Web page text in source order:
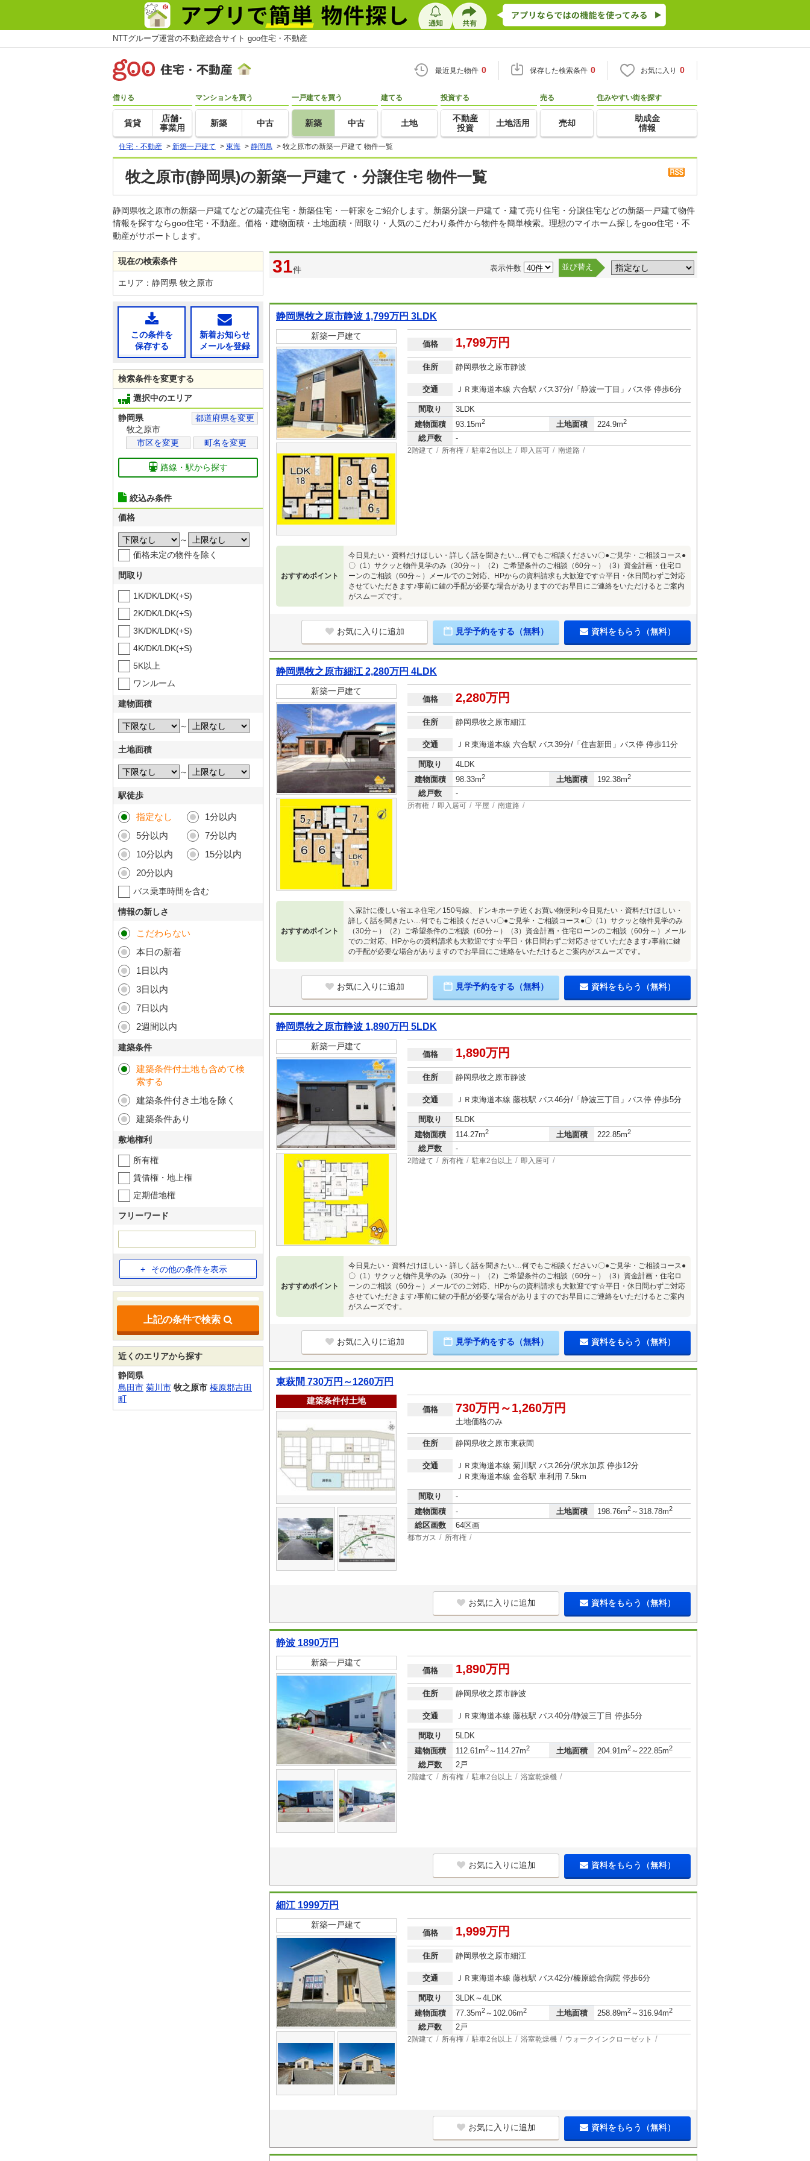
NTTグループ運営の不動産総合サイト goo住宅・不動産
最近見た物件 0 保存した検索条件 0 お気に入り 0
借りる
賃貸
店舗･
事業用
マンションを買う
新築 中古
一戸建てを買う
新築 中古
建てる
土地
投資する
不動産
投資
土地活用
売る
売却
住みやすい街を探す
助成金
情報
住宅・不動産 > 新築一戸建て > 東海 > 静岡県 > 牧之原市の新築一戸建て 物件一覧
牧之原市(静岡県)の新築一戸建て・分譲住宅 物件一覧
静岡県牧之原市の新築一戸建てなどの建売住宅・新築住宅・一軒家をご紹介します。新築分譲一戸建て・建て売り住宅・分譲住宅などの新築一戸建て物件
情報を探すならgoo住宅・不動産。価格・建物面積・土地面積・間取り・人気のこだわり条件から物件を簡単検索。理想のマイホーム探しをgoo住宅・不
動産がサポートします。
31件 表示件数 並び替え
静岡県牧之原市静波 1,799万円 3LDK
新築一戸建て
価格 1,799万円
住所 静岡県牧之原市静波
交通 ＪＲ東海道本線 六合駅 バス37分/「静波一丁目」バス停 停歩6分
間取り
3LDK
建物面積
93.15m2 土地面積 224.9m2
総戸数 -
2階建て 所有権 駐車2台以上 即入居可 南道路
おすすめポイント
今日見たい・資料だけほしい・詳しく話を聞きたい…何でもご相談ください♪〇●ご見学・ご相談コース●
〇（1）サクッと物件見学のみ（30分～）（2）ご希望条件のご相談（60分～）（3）資金計画・住宅ロ
ーンのご相談（60分～）メールでのご対応、HPからの資料請求も大歓迎です☆平日・休日問わずご対応
させていただきます♪事前に鍵の手配が必要な場合がありますのでお早目にご連絡をいただけるとご案内
がスムーズです。
お気に入りに追加 見学予約をする（無料） 資料をもらう（無料）
静岡県牧之原市細江 2,280万円 4LDK
新築一戸建て
価格 2,280万円
住所 静岡県牧之原市細江
交通 ＪＲ東海道本線 六合駅 バス39分/「住吉新田」バス停 停歩11分
間取り
4LDK
建物面積
98.33m2 土地面積 192.38m2
総戸数 -
所有権 即入居可 平屋 南道路
おすすめポイント
＼家計に優しい省エネ住宅／150号線、ドンキホーテ近くお買い物便利♪今日見たい・資料だけほしい・
詳しく話を聞きたい…何でもご相談ください♪〇●ご見学・ご相談コース●〇（1）サクッと物件見学のみ
（30分～）（2）ご希望条件のご相談（60分～）（3）資金計画・住宅ローンのご相談（60分～）メール
でのご対応、HPからの資料請求も大歓迎です☆平日・休日問わずご対応させていただきます♪事前に鍵
の手配が必要な場合がありますのでお早目にご連絡をいただけるとご案内がスムーズです。
お気に入りに追加 見学予約をする（無料） 資料をもらう（無料）
静岡県牧之原市静波 1,890万円 5LDK
新築一戸建て
価格 1,890万円
住所 静岡県牧之原市静波
交通 ＪＲ東海道本線 藤枝駅 バス46分/「静波三丁目」バス停 停歩5分
間取り
5LDK
建物面積
114.27m2 土地面積 222.85m2
総戸数 -
2階建て 所有権 駐車2台以上 即入居可
おすすめポイント
今日見たい・資料だけほしい・詳しく話を聞きたい…何でもご相談ください♪〇●ご見学・ご相談コース●
〇（1）サクッと物件見学のみ（30分～）（2）ご希望条件のご相談（60分～）（3）資金計画・住宅ロ
ーンのご相談（60分～）メールでのご対応、HPからの資料請求も大歓迎です☆平日・休日問わずご対応
させていただきます♪事前に鍵の手配が必要な場合がありますのでお早目にご連絡をいただけるとご案内
がスムーズです。
お気に入りに追加 見学予約をする（無料） 資料をもらう（無料）
東萩間 730万円～1260万円
建築条件付土地
価格 730万円～1,260万円
土地価格のみ
住所 静岡県牧之原市東萩間
交通
ＪＲ東海道本線 菊川駅 バス26分/沢水加原 停歩12分
ＪＲ東海道本線 金谷駅 車利用 7.5km
間取り
-
建物面積
- 土地面積 198.76m2～318.78m2
総区画数 64区画
都市ガス 所有権
お気に入りに追加 資料をもらう（無料）
静波 1890万円
新築一戸建て
価格 1,890万円
住所 静岡県牧之原市静波
交通 ＪＲ東海道本線 藤枝駅 バス40分/静波三丁目 停歩5分
間取り
5LDK
建物面積
112.61m2～114.27m2 土地面積 204.91m2～222.85m2
総戸数 2戸
2階建て 所有権 駐車2台以上 浴室乾燥機
お気に入りに追加 資料をもらう（無料）
細江 1999万円
新築一戸建て
価格 1,999万円
住所 静岡県牧之原市細江
交通 ＪＲ東海道本線 藤枝駅 バス42分/榛原総合病院 停歩6分
間取り
3LDK～4LDK
建物面積
77.35m2～102.06m2 土地面積 258.89m2～316.94m2
総戸数 2戸
2階建て 所有権 駐車2台以上 浴室乾燥機 ウォークインクローゼット
お気に入りに追加 資料をもらう（無料）
現在の検索条件
エリア：静岡県 牧之原市
この条件を
保存する
新着お知らせ
メールを登録
検索条件を変更する
選択中のエリア
静岡県
都道府県を変更
牧之原市
市区を変更
町名を変更
路線・駅から探す
絞込み条件
価格
～
価格未定の物件を除く
間取り
1K/DK/LDK(+S)
2K/DK/LDK(+S)
3K/DK/LDK(+S)
4K/DK/LDK(+S)
5K以上
ワンルーム
建物面積
～
土地面積
～
駅徒歩
指定なし
1分以内
5分以内
7分以内
10分以内
15分以内
20分以内
バス乗車時間を含む
情報の新しさ
こだわらない
本日の新着
1日以内
3日以内
7日以内
2週間以内
建築条件
建築条件付土地も含めて検
索する
建築条件付き土地を除く
建築条件あり
敷地権利
所有権
賃借権・地上権
定期借地権
フリーワード
その他の条件を表示
上記の条件で検索
近くのエリアから探す
静岡県
島田市 菊川市 牧之原市 榛原郡吉田
町